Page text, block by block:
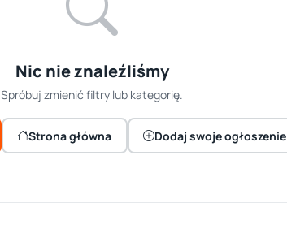
Nic nie znaleźliśmy
Spróbuj zmienić filtry lub kategorię.
Strona główna Dodaj swoje ogłoszenie